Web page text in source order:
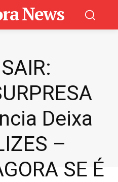
News
Deixa
–
SE É